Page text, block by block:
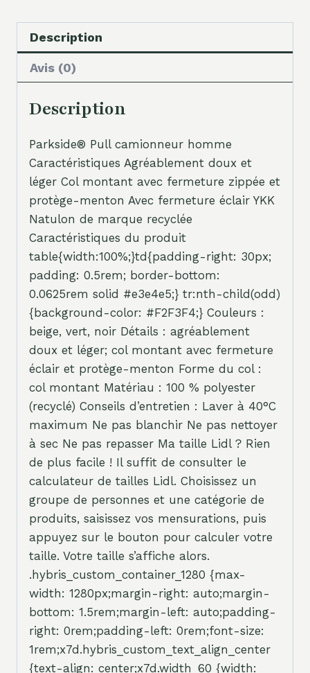
Description
Avis (0)
Description
Parkside® Pull camionneur homme
Caractéristiques Agréablement doux et
léger Col montant avec fermeture zippée et
protège-menton Avec fermeture éclair YKK
Natulon de marque recyclée
Caractéristiques du produit
table{width:100%;}td{padding-right: 30px;
padding: 0.5rem; border-bottom:
0.0625rem solid #e3e4e5;} tr:nth-child(odd)
{background-color: #F2F3F4;} Couleurs :
beige, vert, noir Détails : agréablement
doux et léger; col montant avec fermeture
éclair et protège-menton Forme du col :
col montant Matériau : 100 % polyester
(recyclé) Conseils d’entretien : Laver à 40°C
maximum Ne pas blanchir Ne pas nettoyer
à sec Ne pas repasser Ma taille Lidl ? Rien
de plus facile ! Il suffit de consulter le
calculateur de tailles Lidl. Choisissez un
groupe de personnes et une catégorie de
produits, saisissez vos mensurations, puis
appuyez sur le bouton pour calculer votre
taille. Votre taille s’affiche alors.
.hybris_custom_container_1280 {max-
width: 1280px;margin-right: auto;margin-
bottom: 1.5rem;margin-left: auto;padding-
right: 0rem;padding-left: 0rem;font-size:
1rem;x7d.hybris_custom_text_align_center
{text-align: center;x7d.width_60 {width: